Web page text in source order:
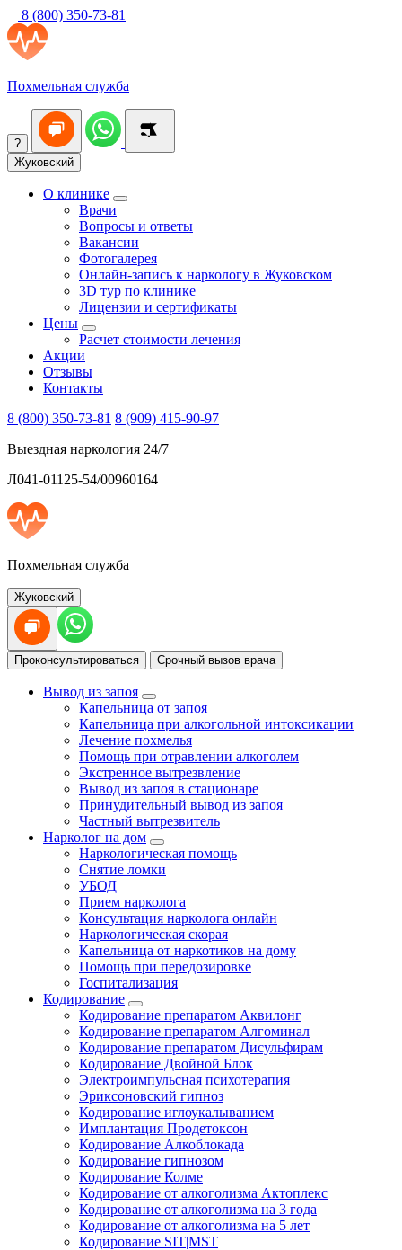
8 (800) 350-73-81
Похмельная служба
?
Жуковский
О клинике
Врачи
Вопросы и ответы
Вакансии
Фотогалерея
Онлайн-запись к наркологу в Жуковском
3D тур по клинике
Лицензии и сертификаты
Цены
Расчет стоимости лечения
Акции
Отзывы
Контакты
8 (800) 350-73-81 8 (909) 415-90-97
Выездная наркология 24/7
Л041-01125-54/00960164
Похмельная служба
Жуковский
Проконсультироваться Срочный вызов врача
Вывод из запоя
Капельница от запоя
Капельница при алкогольной интоксикации
Лечение похмелья
Помощь при отравлении алкоголем
Экстренное вытрезвление
Вывод из запоя в стационаре
Принудительный вывод из запоя
Частный вытрезвитель
Нарколог на дом
Наркологическая помощь
Снятие ломки
УБОД
Прием нарколога
Консультация нарколога онлайн
Наркологическая скорая
Капельница от наркотиков на дому
Помощь при передозировке
Госпитализация
Кодирование
Кодирование препаратом Аквилонг
Кодирование препаратом Алгоминал
Кодирование препаратом Дисульфирам
Кодирование Двойной Блок
Электроимпульсная психотерапия
Эриксоновский гипноз
Кодирование иглоукалыванием
Имплантация Продетоксон
Кодирование Алкоблокада
Кодирование гипнозом
Кодирование Колме
Кодирование от алкоголизма Актоплекс
Кодирование от алкоголизма на 3 года
Кодирование от алкоголизма на 5 лет
Кодирование SIT|MST